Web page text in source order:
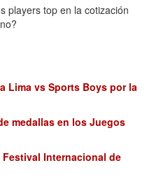
players top en la cotización
Lima vs Sports Boys por la
medallas en los Juegos
Internacional de